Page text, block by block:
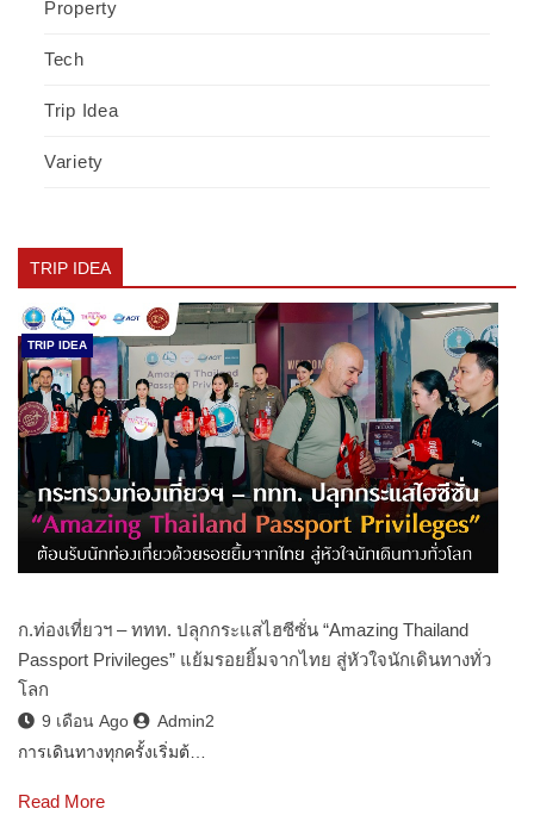
Property
Tech
Trip Idea
Variety
TRIP IDEA
TRIP IDEA
ก.ท่องเที่ยวฯ – ททท. ปลุกกระแสไฮซีซั่น “Amazing Thailand
Passport Privileges” แย้มรอยยิ้มจากไทย สู่หัวใจนักเดินทางทั่ว
โลก
9 เดือน Ago
Admin2
การเดินทางทุกครั้งเริ่มต้…
Read More